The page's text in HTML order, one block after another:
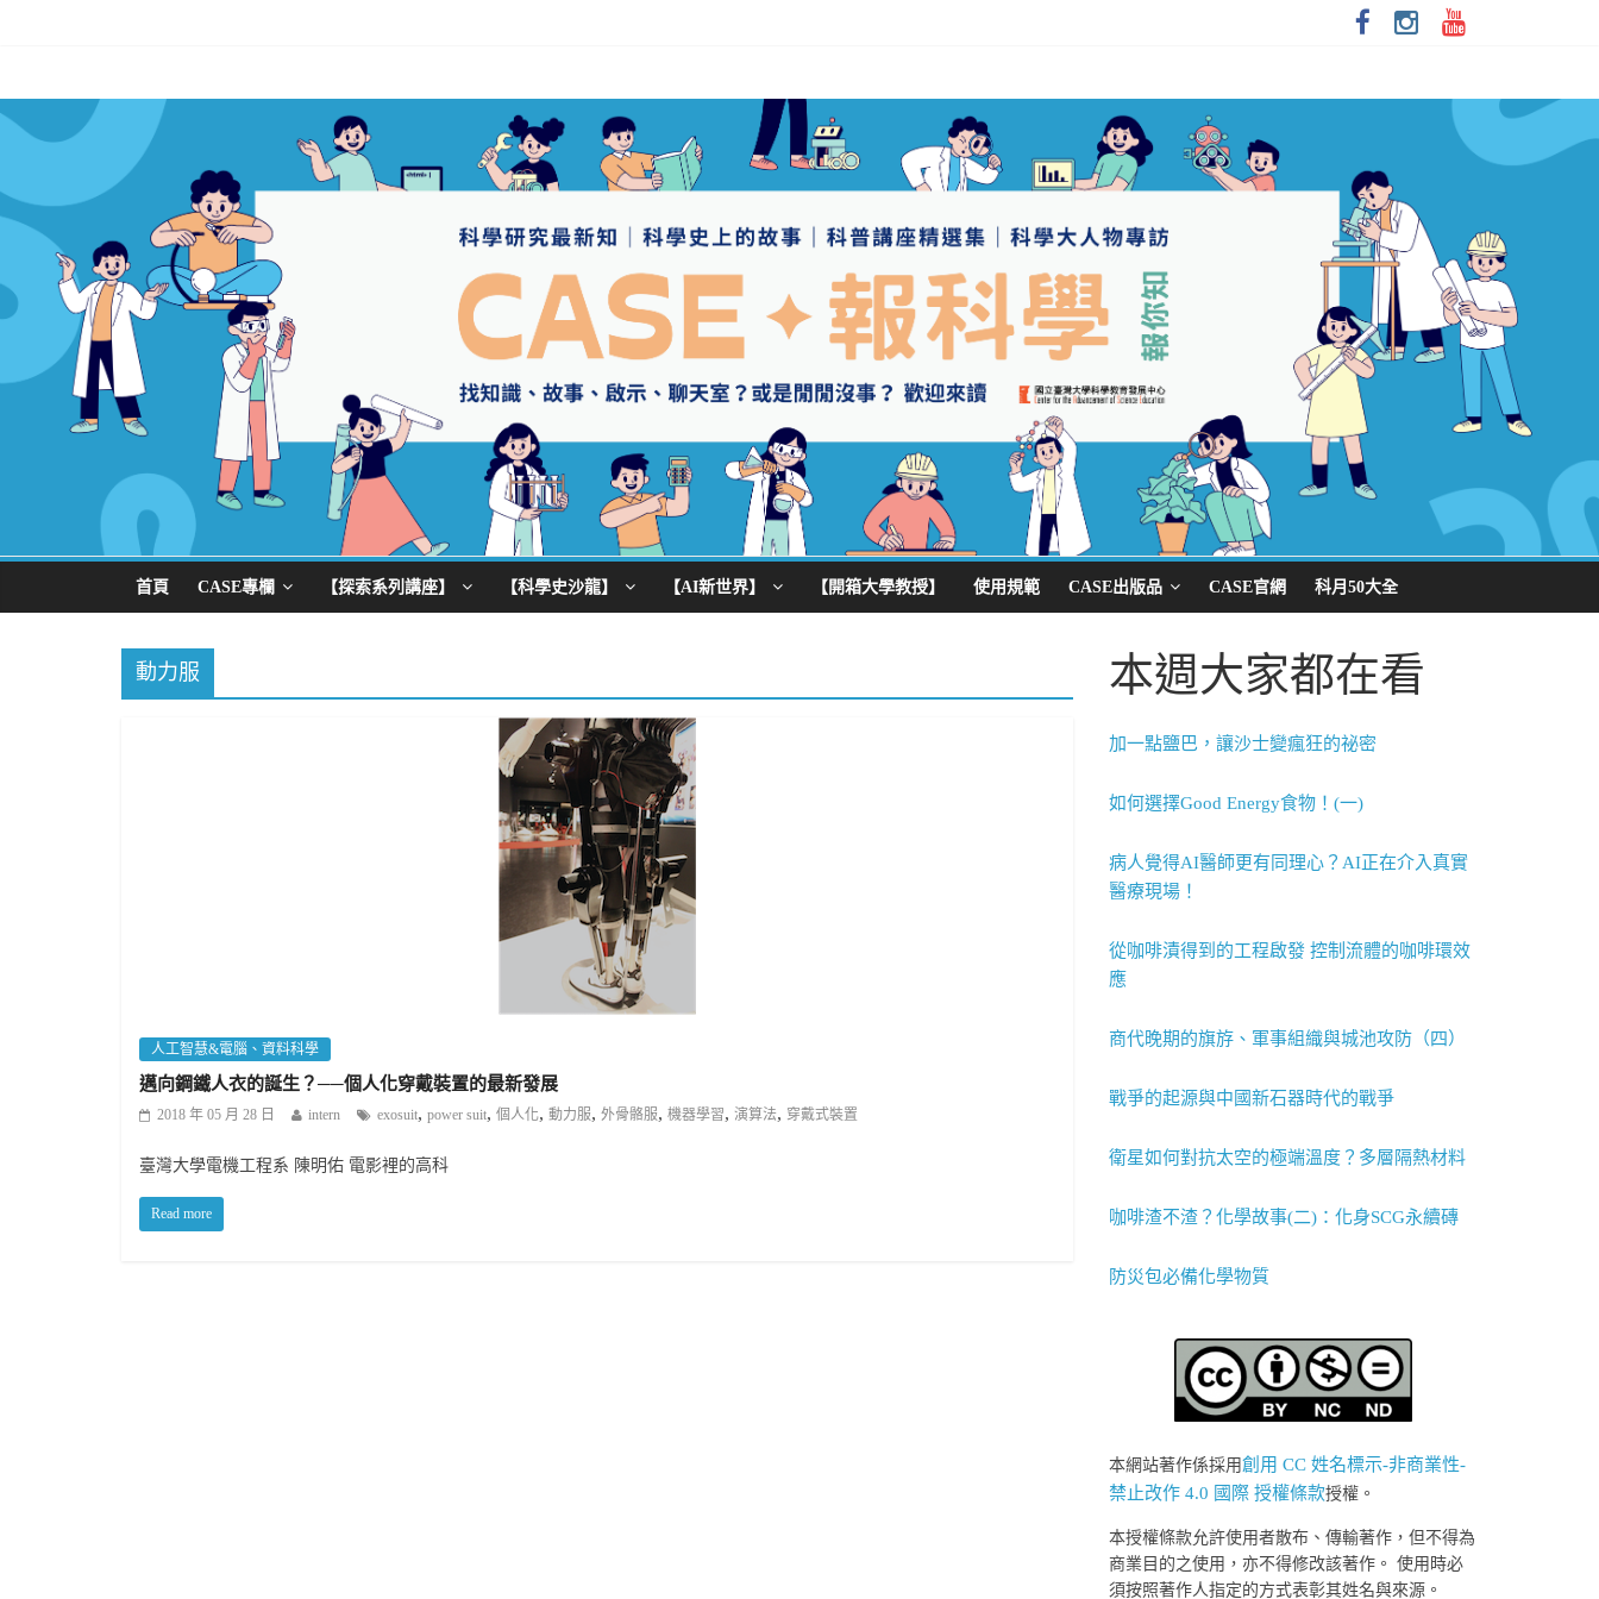
首頁 CASE專欄 【探索系列講座】 【科學史沙龍】 【AI新世界】 【開箱大學教授】 使用規範 CASE出版品 CASE官網 科月50大全
動力服
人工智慧&電腦、資料科學
邁向鋼鐵人衣的誕生？──個人化穿戴裝置的最新發展
2018 年 05 月 28 日 intern exosuit, power suit, 個人化, 動力服, 外骨骼服, 機器學習, 演算法, 穿戴式裝置
臺灣大學電機工程系 陳明佑 電影裡的高科
Read more
本週大家都在看
加一點鹽巴，讓沙士變瘋狂的祕密
如何選擇Good Energy食物！(一)
病人覺得AI醫師更有同理心？AI正在介入真實
醫療現場！
從咖啡漬得到的工程啟發 控制流體的咖啡環效
應
商代晚期的旗斿、軍事組織與城池攻防（四）
戰爭的起源與中國新石器時代的戰爭
衛星如何對抗太空的極端溫度？多層隔熱材料
咖啡渣不渣？化學故事(二)：化身SCG永續磚
防災包必備化學物質
本網站著作係採用創用 CC 姓名標示-非商業性-
禁止改作 4.0 國際 授權條款授權。
本授權條款允許使用者散布、傳輸著作，但不得為
商業目的之使用，亦不得修改該著作。 使用時必
須按照著作人指定的方式表彰其姓名與來源。